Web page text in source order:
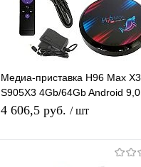
Медиа-приставка H96 Max X3
S905X3 4Gb/64Gb Android 9,0
Медиаплеер Smart tv IPTV
4 606,5 руб. / шт